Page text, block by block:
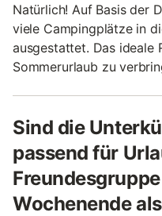
Natürlich! Auf Basis der
viele Campingplätze in
ausgestattet. Das ideale
Sommerurlaub zu
Sind die
passend für
Wochenende